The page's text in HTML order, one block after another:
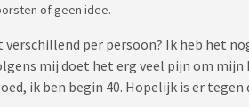
of geen idee.
verschillend per persoon? Ik heb het
mij doet het erg veel pijn om mijn
ik ben begin 40. Hopelijk is er